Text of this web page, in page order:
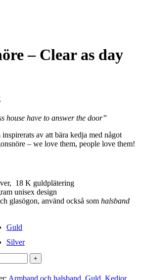
– Clear as day
house have to answer the door”
av att bära kedja med något
– we love them, people love them!
18 K guldplätering
unisex design
glasögon, använd också som halsband
Guld
Silver
Armband och halsband, Guld, Kedjor,